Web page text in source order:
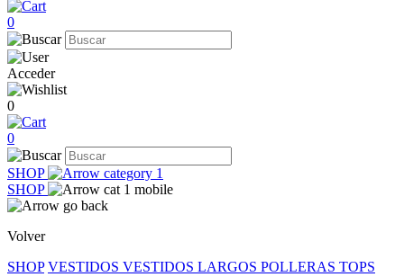
0
Acceder
0
0
SHOP
SHOP
Volver
SHOP VESTIDOS VESTIDOS LARGOS POLLERAS TOPS